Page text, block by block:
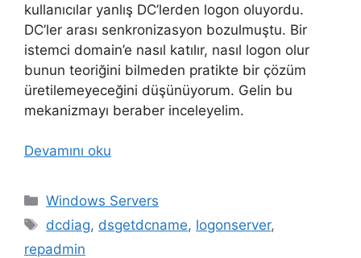
kullanıcılar yanlış DC’lerden logon oluyordu.
DC’ler arası senkronizasyon bozulmuştu. Bir
istemci domain’e nasıl katılır, nasıl logon olur
bunun teoriğini bilmeden pratikte bir çözüm
üretilemeyeceğini düşünüyorum. Gelin bu
mekanizmayı beraber inceleyelim.
Devamını oku
Kategoriler
Windows Servers
Etiketler
dcdiag, dsgetdcname, logonserver,
repadmin